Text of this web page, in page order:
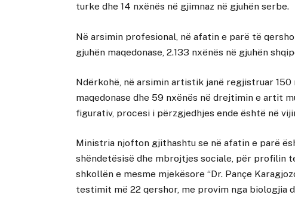
turke dhe 14 nxënës në gjimnaz në gjuhën serbe.
Në arsimin profesional, në afatin e parë të
gjuhën maqedonase, 2.133 nxënës në gjuhën
Ndërkohë, në arsimin artistik janë regjistruar
maqedonase dhe 59 nxënës në drejtimin e artit
figurativ, procesi i përzgjedhjes ende është në
Ministria njofton gjithashtu se në afatin e parë
shëndetësisë dhe mbrojtjes sociale, për profilin
shkollën e mesme mjekësore “Dr. Pançe
testimit më 22 qershor, me provim nga biologjia